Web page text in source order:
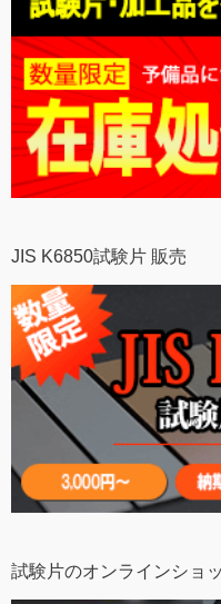
JIS K6850試験片 販売
試験片のオンラインショ